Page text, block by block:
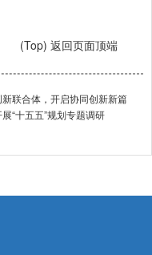
(Top) 返回页面顶端
联合体，开启协同创新新篇
“十五五”规划专题调研